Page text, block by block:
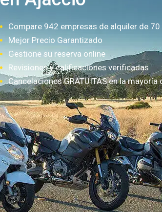
Compare 942 empresas de alquiler de 70
Mejor Precio Garantizado
Gestione su reserva online
Revisiones y calificaciones verificadas
Cancelaciones GRATUITAS en la mayoría